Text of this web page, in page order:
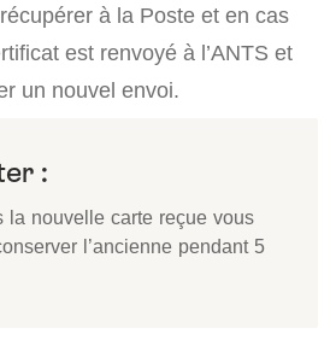
à la Poste et en cas
est renvoyé à l’ANTS et
un nouvel envoi.
:
la nouvelle carte reçue vous
l’ancienne pendant 5